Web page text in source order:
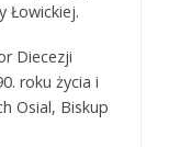
Łowickiej.
Diecezji
roku życia i
Osial, Biskup